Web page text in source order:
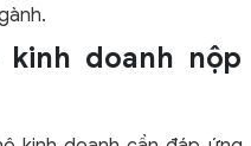
doanh nộp